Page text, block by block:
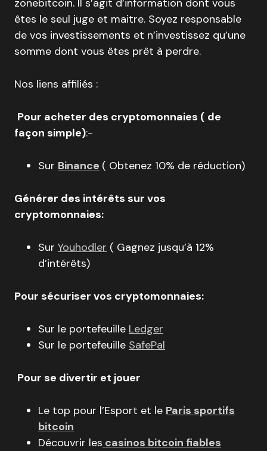
zonebitcoin. Il s’agit d’information dont vous
êtes le seul juge et maitre. Soyez responsable
de vos investissements et n’investissez qu’une
somme dont vous êtes prêt à perdre.
Nos liens affiliés :
Pour acheter des cryptomonnaies ( de
façon simple):-
Sur Binance ( Obtenez 10% de réduction)
Générer des intérêts sur vos
cryptomonnaies:
Sur Youhodler ( Gagnez jusqu’à 12%
d’intérêts)
Pour sécuriser vos cryptomonnaies:
Sur le portefeuille Ledger
Sur le portefeuille SafePal
Pour se divertir et jouer
Le top pour l’Esport et le Paris sportifs
bitcoin
Découvrir les casinos bitcoin fiables